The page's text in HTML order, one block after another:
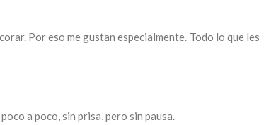
Por eso me gustan especialmente. Todo lo que les
a poco, sin prisa, pero sin pausa.